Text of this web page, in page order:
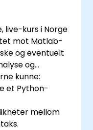
live-kurs i Norge
mot Matlab-
og eventuelt
og
kunne:
et Python-
mellom